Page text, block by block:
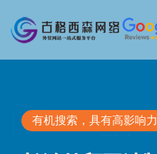
有机搜索，具有高影响